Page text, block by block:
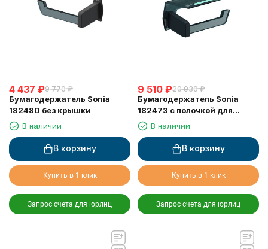
4 437 ₽9 770 ₽
Бумагодержатель Sonia
182480 без крышки
В наличии
В корзину
Купить в 1 клик
Запрос счета для юрлиц
9 510 ₽20 930 ₽
Бумагодержатель Sonia
182473 с полочкой для
мобильного
В наличии
В корзину
Купить в 1 клик
Запрос счета для юрлиц